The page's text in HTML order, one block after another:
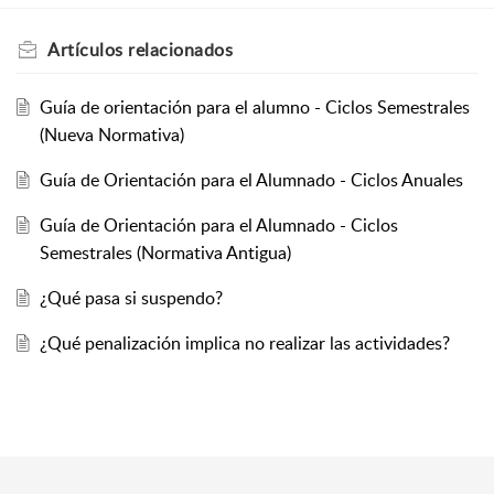
espectáculos y eventos
Procesos de regidoría de espectáculos y
Medios técnicos audiovisuales y
escénicos
Artículos relacionados
Guía de orientación para el alumno - Ciclos Semestrales
(Nueva Normativa)
Guía de Orientación para el Alumnado - Ciclos Anuales
Guía de Orientación para el Alumnado - Ciclos
Semestrales (Normativa Antigua)
¿Qué pasa si suspendo?
¿Qué penalización implica no realizar las actividades?